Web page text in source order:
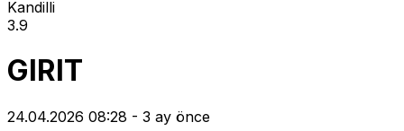
Kandilli
3.9
GIRIT
24.04.2026 08:28 - 3 ay önce